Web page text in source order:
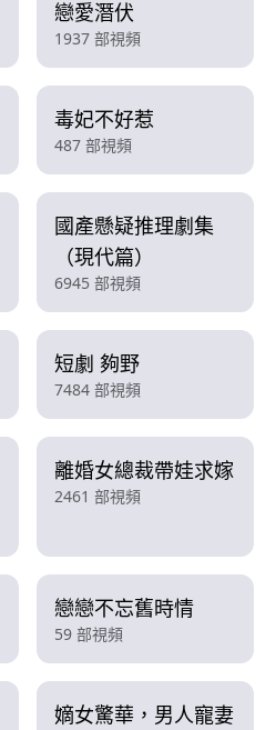
戀愛潛伏
1937 部視頻
毒妃不好惹
487 部視頻
國產懸疑推理劇集
（現代篇）
6945 部視頻
短劇 夠野
7484 部視頻
離婚女總裁帶娃求嫁
2461 部視頻
戀戀不忘舊時情
59 部視頻
嫡女驚華，男人寵妻